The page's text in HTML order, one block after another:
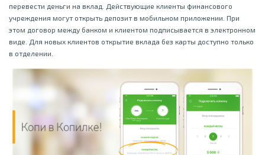
перевести деньги на вклад. Действующие клиенты финансового
учреждения могут открыть депозит в мобильном приложении. При
этом договор между банком и клиентом подписывается в электронном
виде. Для новых клиентов открытие вклада без карты доступно только
в отделении.